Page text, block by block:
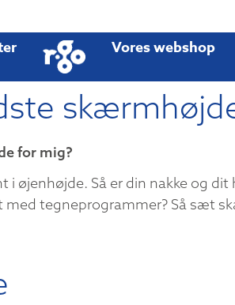
Vores webshop
for mig?
i øjenhøjde. Så er din nakke og
tegneprogrammer? Så sæt